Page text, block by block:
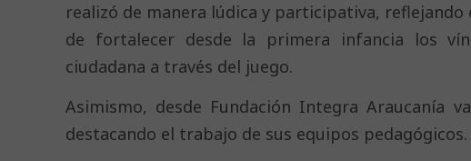
realizó de manera lúdica y participativa,
de fortalecer desde la primera infancia los
ciudadana a través del juego.
Asimismo, desde Fundación Integra Araucanía
destacando el trabajo de sus equipos pedagógicos.